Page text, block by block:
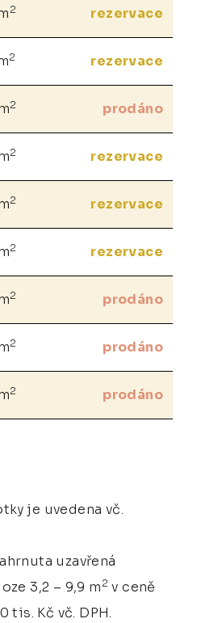
2 rezervace
2 rezervace
2 prodáno
2 rezervace
2 rezervace
2 rezervace
2 prodáno
2 prodáno
2 prodáno
je uvedena vč.
uzavřená
3,2 – 9,9 m 2 v ceně
tis. Kč vč. DPH.